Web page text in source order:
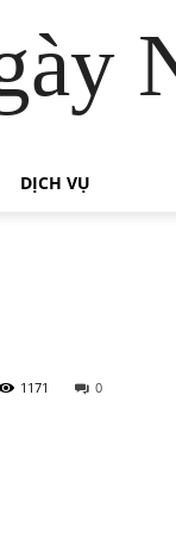
DỊCH VỤ
0
1171